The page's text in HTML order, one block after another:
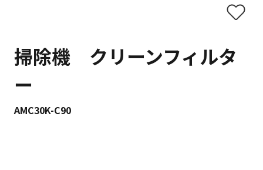
掃除機 クリーンフィルタ
ー
AMC30K-C90